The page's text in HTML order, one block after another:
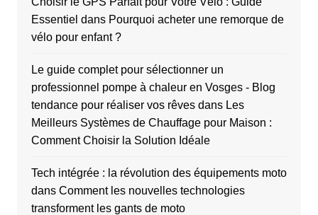
Essentiel dans Pourquoi acheter une remorque de
vélo pour enfant ?
Le guide complet pour sélectionner un
professionnel pompe à chaleur en Vosges - Blog
tendance pour réaliser vos rêvesdans Les
Meilleurs Systèmes de Chauffage pour Maison :
Comment Choisir la Solution Idéale
Tech intégrée : la révolution des équipements moto
dans Comment les nouvelles technologies
transforment les gants de moto